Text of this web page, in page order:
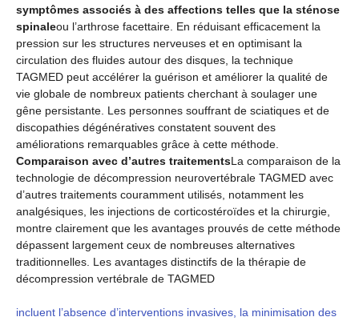
symptômes associés à des affections telles que la sténose
spinaleou l’arthrose facettaire. En réduisant efficacement la
pression sur les structures nerveuses et en optimisant la
circulation des fluides autour des disques, la technique
TAGMED peut accélérer la guérison et améliorer la qualité de
vie globale de nombreux patients cherchant à soulager une
gêne persistante. Les personnes souffrant de sciatiques et de
discopathies dégénératives constatent souvent des
améliorations remarquables grâce à cette méthode.
Comparaison avec d’autres traitementsLa comparaison de la
technologie de décompression neurovertébrale TAGMED avec
d’autres traitements couramment utilisés, notamment les
analgésiques, les injections de corticostéroïdes et la chirurgie,
montre clairement que les avantages prouvés de cette méthode
dépassent largement ceux de nombreuses alternatives
traditionnelles. Les avantages distinctifs de la thérapie de
décompression vertébrale de TAGMED
incluent l’absence d’interventions invasives, la minimisation des